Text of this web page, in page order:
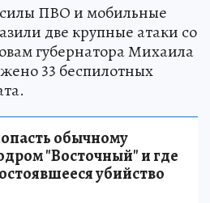
ПВО и мобильные
две крупные атаки со
губернатора Михаила
33 беспилотных
обычному
"Восточный" и где
убийство